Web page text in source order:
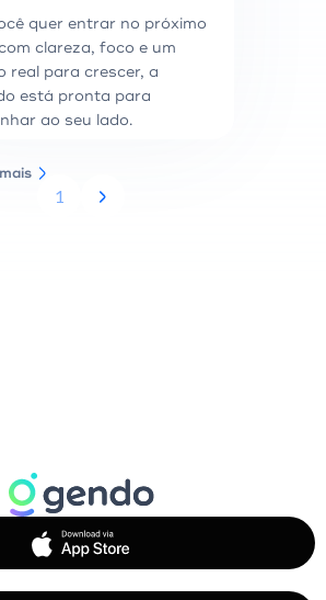
quer entrar no próximo
clareza, foco e um
real para crescer, a
está pronta para
ao seu lado.
1